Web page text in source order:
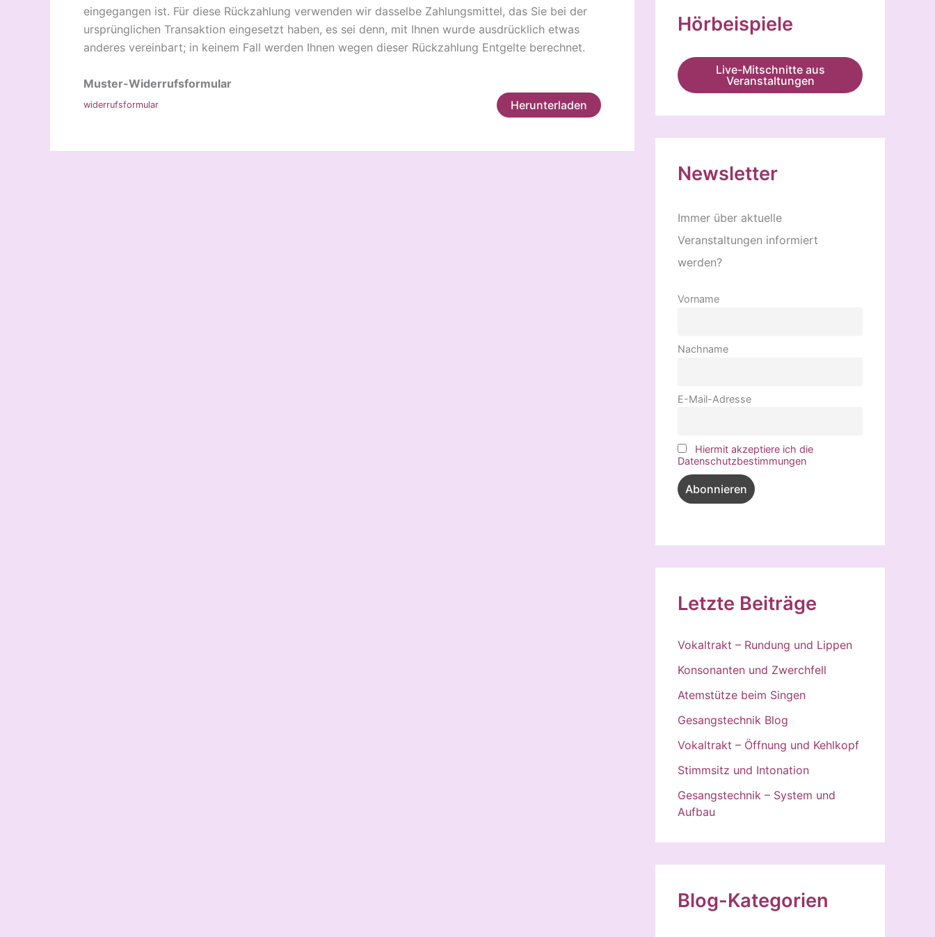
eingegangen ist. Für diese Rückzahlung verwenden wir dasselbe Zahlungsmittel, das Sie bei der
ursprünglichen Transaktion eingesetzt haben, es sei denn, mit Ihnen wurde ausdrücklich etwas
anderes vereinbart; in keinem Fall werden Ihnen wegen dieser Rückzahlung Entgelte berechnet.
Muster-Widerrufsformular
widerrufsformular Herunterladen
Hörbeispiele
Live-Mitschnitte aus
Veranstaltungen
Newsletter
Immer über aktuelle
Veranstaltungen informiert
werden?
Vorname
Nachname
E-Mail-Adresse
Hiermit akzeptiere ich die
Datenschutzbestimmungen
Letzte Beiträge
Vokaltrakt – Rundung und Lippen
Konsonanten und Zwerchfell
Atemstütze beim Singen
Gesangstechnik Blog
Vokaltrakt – Öffnung und Kehlkopf
Stimmsitz und Intonation
Gesangstechnik – System und
Aufbau
Blog-Kategorien